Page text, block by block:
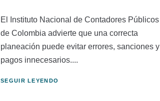
El Instituto Nacional de Contadores Públicos
de Colombia advierte que una correcta
planeación puede evitar errores, sanciones y
pagos innecesarios....
SEGUIR LEYENDO